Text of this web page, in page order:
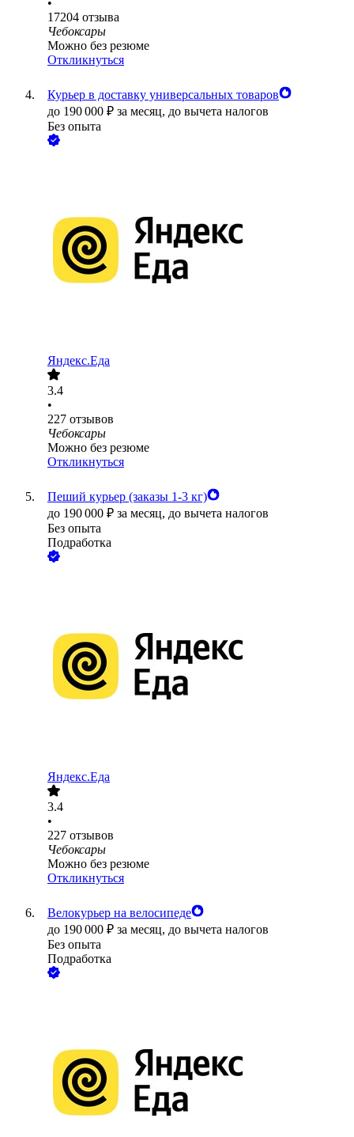
•
17204 отзыва
Чебоксары
Можно без резюме
Откликнуться
Курьер в доставку универсальных товаров
до 190 000 ₽ за месяц, до вычета налогов
Без опыта
Яндекс.Еда
3.4
•
227 отзывов
Чебоксары
Можно без резюме
Откликнуться
Пеший курьер (заказы 1-3 кг)
до 190 000 ₽ за месяц, до вычета налогов
Без опыта
Подработка
Яндекс.Еда
3.4
•
227 отзывов
Чебоксары
Можно без резюме
Откликнуться
Велокурьер на велосипеде
до 190 000 ₽ за месяц, до вычета налогов
Без опыта
Подработка